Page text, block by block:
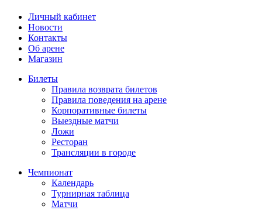
Личный кабинет
Новости
Контакты
Об арене
Магазин
Билеты
Правила возврата билетов
Правила поведения на арене
Корпоративные билеты
Выездные матчи
Ложи
Ресторан
Трансляции в городе
Чемпионат
Календарь
Турнирная таблица
Матчи